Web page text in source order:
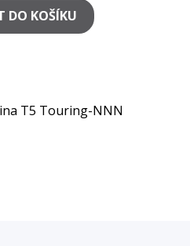
DO KOŠÍKU
T5 Touring-NNN